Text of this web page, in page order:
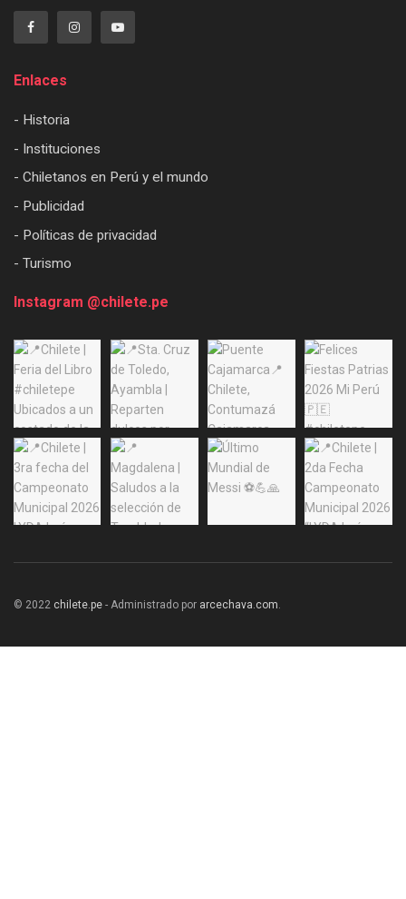
Enlaces
- Historia
- Instituciones
- Chiletanos en Perú y el mundo
- Publicidad
- Políticas de privacidad
- Turismo
Instagram @chilete.pe
© 2022 chilete.pe - Administrado por arcechava.com